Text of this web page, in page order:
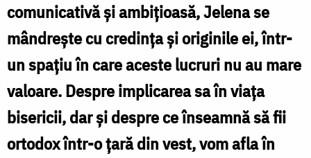
comunicativă și ambițioasă, Jelena se
mândrește cu credința și originile ei, într-
un spațiu în care aceste lucruri nu au mare
valoare. Despre implicarea sa în viața
bisericii, dar și despre ce înseamnă să fii
ortodox într-o țară din vest, vom afla în